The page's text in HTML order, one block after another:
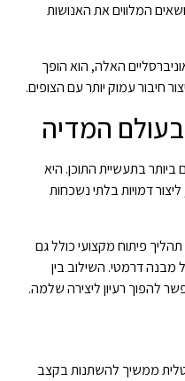
המלווים את האנושות
האלה, הוא הופך
חיבור עמוק יותר עם הצופים.
המדיה
בתעשיית התוכן. היא
דמויות בלתי נשכחות
פיתוח מקצועי כולל גם
דרמטי. השילוב בין
להפוך רעיון ליצירה שלמה.
ממשיך להשתנות בקצב